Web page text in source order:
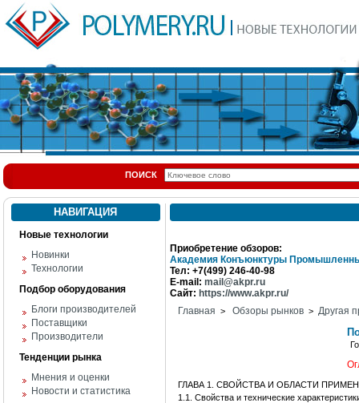
ПОИСК
НАВИГАЦИЯ
Новые технологии
Новинки
Технологии
Подбор оборудования
Блоги производителей
Поставщики
Производители
Тенденции рынка
Мнения и оценки
Новости и статистика
Приобретение обзоров:
Академия Конъюнктуры
Тел: +7(499) 246-40-98
E-mail: mail@akpr.ru
Сайт: https://www.akpr.ru/
Главная > Обзоры рынков > Другая
ГЛАВА 1. СВОЙСТВА И ОБЛАСТИ
1.1. Свойства и технические